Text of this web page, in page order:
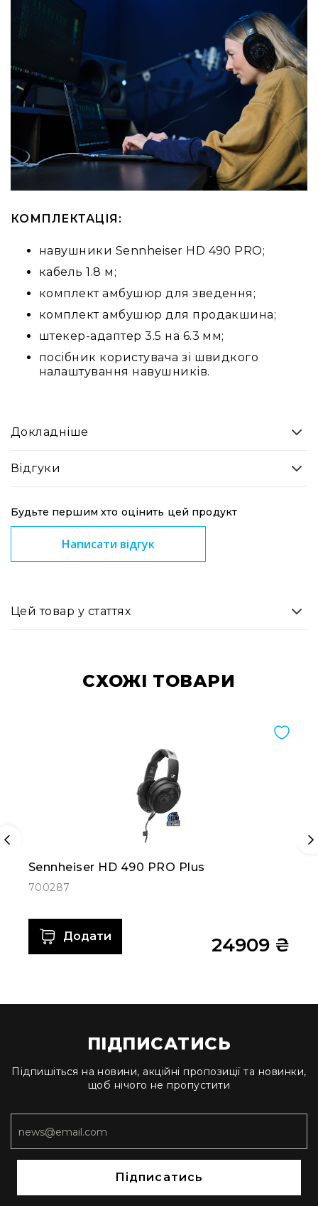
КОМПЛЕКТАЦІЯ:
навушники Sennheiser HD 490 PRO;
кабель 1.8 м;
комплект амбушюр для зведення;
комплект амбушюр для продакшина;
штекер-адаптер 3.5 на 6.3 мм;
посібник користувача зі швидкого
налаштування навушників.
Докладніше
Відгуки
Будьте першим хто оцінить цей продукт
Написати відгук
Цей товар у статтях
CХОЖІ ТОВАРИ
Sennheiser HD 490 PRO Plus
700287
Додати 24909 ₴
ПІДПИСАТИСЬ
Підпишіться на новини, акційні пропозиції та новинки,
щоб нічого не пропустити
Підписатись